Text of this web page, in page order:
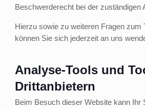
Beschwerderecht bei der zuständigen
Hierzu sowie zu weiteren Fragen zum
können Sie sich jederzeit an uns
Analyse-Tools und
Dritt­anbietern
Beim Besuch dieser Website kann Ihr